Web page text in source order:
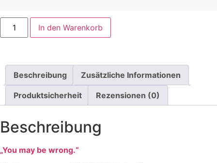
In den Warenkorb
Beschreibung Zusätzliche Informationen
Produktsicherheit Rezensionen (0)
Beschreibung
„You may be wrong.“